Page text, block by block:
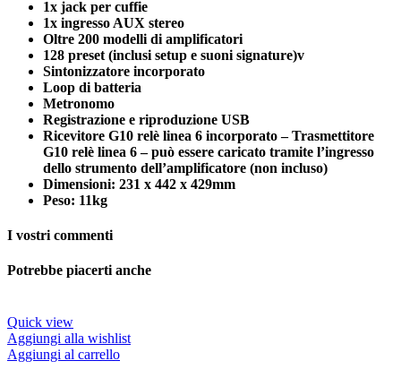
1x jack per cuffie
1x ingresso AUX stereo
Oltre 200 modelli di amplificatori
128 preset (inclusi setup e suoni signature)v
Sintonizzatore incorporato
Loop di batteria
Metronomo
Registrazione e riproduzione USB
Ricevitore G10 relè linea 6 incorporato – Trasmettitore
G10 relè linea 6 – può essere caricato tramite l’ingresso
dello strumento dell’amplificatore (non incluso)
Dimensioni: 231 x 442 x 429mm
Peso: 11kg
I vostri commenti
Potrebbe piacerti anche
Quick view
Aggiungi alla wishlist
Aggiungi al carrello